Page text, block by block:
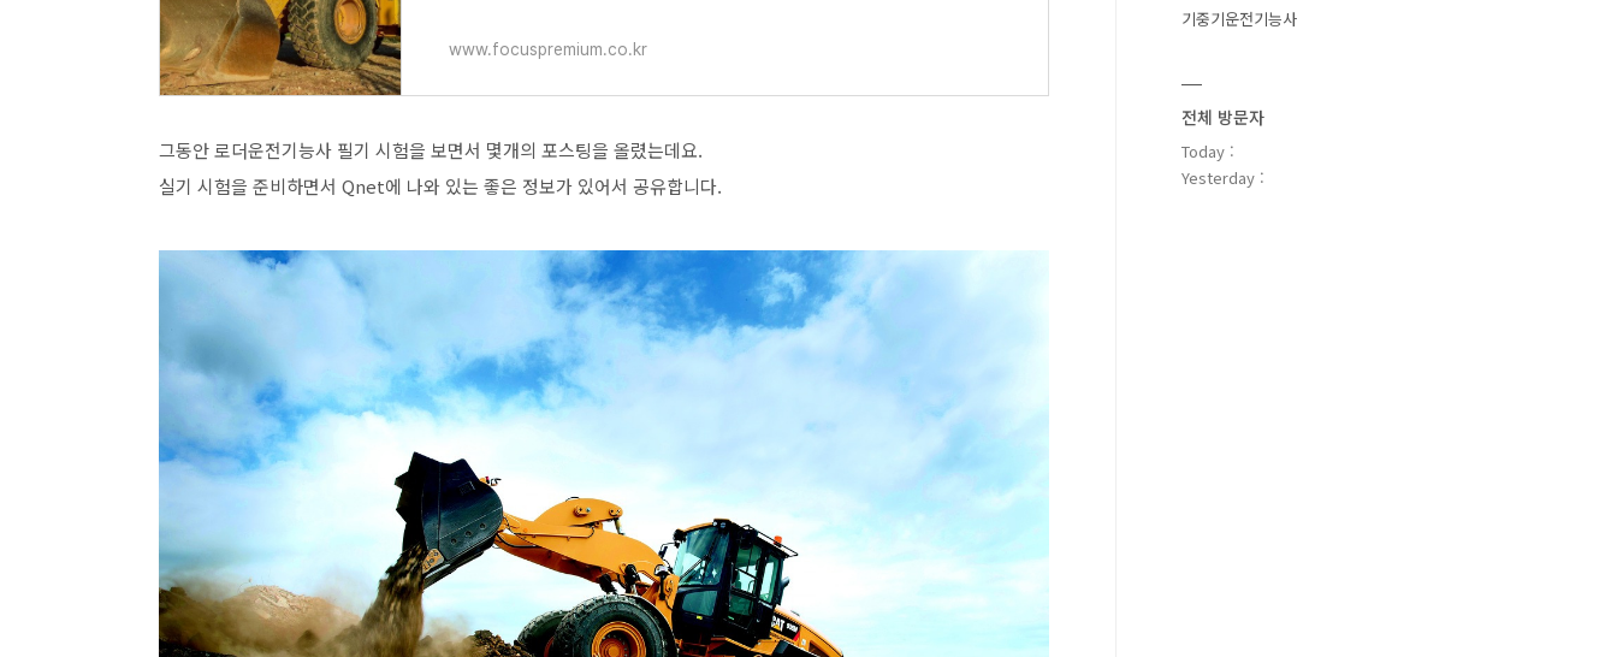
www.focuspremium.co.kr
그동안 로더운전기능사 필기 시험을 보면서 몇개의 포스팅을 올렸는데요.
실기 시험을 준비하면서 Qnet에 나와 있는 좋은 정보가 있어서 공유합니다.
기중기운전기능사
전체 방문자
Today :
Yesterday :